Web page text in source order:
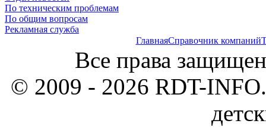
По техническим проблемам
По общим вопросам
Рекламная служба
ГлавнаяСправочник компаний
Все права
© 2009 - 2026 RDT-